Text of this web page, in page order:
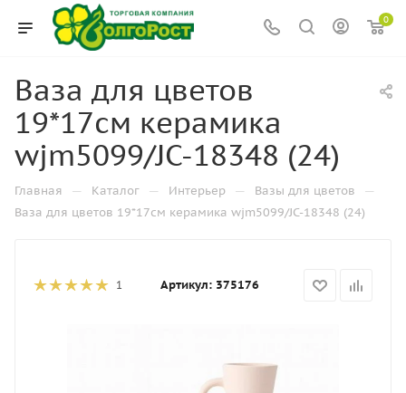
0
Ваза для цветов
19*17см керамика
wjm5099/JC-18348 (24)
Главная — Каталог — Интерьер — Вазы для цветов —
Ваза для цветов 19*17см керамика wjm5099/JC-18348 (24)
1 Артикул: 375176